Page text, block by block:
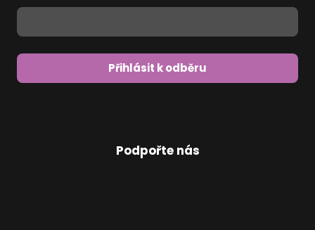
Přihlásit k odběru
Podpořte nás